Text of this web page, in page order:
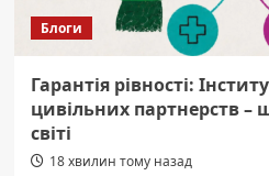
Блоги
Гарантія рівності:
цивільних партнерств –
світі
18 хвилин тому назад